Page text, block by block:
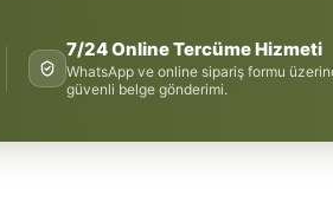
7/24 Online Tercüme Hizmeti
WhatsApp ve online sipariş formu
güvenli belge gönderimi.